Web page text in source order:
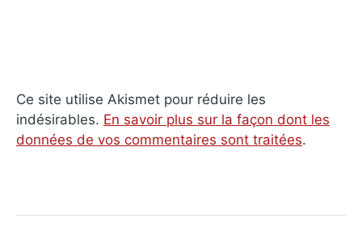
Ce site utilise Akismet pour réduire les
indésirables. En savoir plus sur la façon dont les
données de vos commentaires sont traitées.